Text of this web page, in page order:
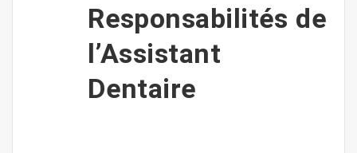
Responsabilités de
l’Assistant
Dentaire